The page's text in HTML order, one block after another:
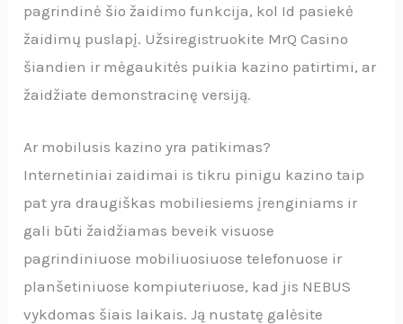
pagrindinė šio žaidimo funkcija, kol Id pasiekė
žaidimų puslapį. Užsiregistruokite MrQ Casino
šiandien ir mėgaukitės puikia kazino patirtimi, ar
žaidžiate demonstracinę versiją.
Ar mobilusis kazino yra patikimas?
Internetiniai zaidimai is tikru pinigu kazino taip
pat yra draugiškas mobiliesiems įrenginiams ir
gali būti žaidžiamas beveik visuose
pagrindiniuose mobiliuosiuose telefonuose ir
planšetiniuose kompiuteriuose, kad jis NEBUS
vykdomas šiais laikais. Ją nustatę galėsite